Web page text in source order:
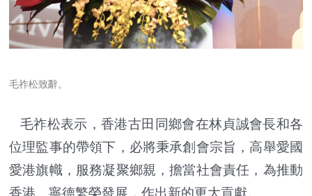
毛祚松致辭。
毛祚松表示，香港古田同鄉會在林貞誠會長和各
位理監事的帶領下，必將秉承創會宗旨，高舉愛國
愛港旗幟，服務凝聚鄉親，擔當社會責任，為推動
香港、寧德繁榮發展，作出新的更大貢獻。